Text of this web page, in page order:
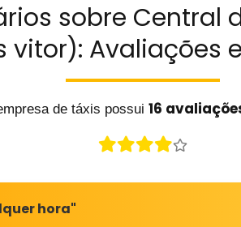
sobre Central
Avaliações
de táxis possui 16
hora"